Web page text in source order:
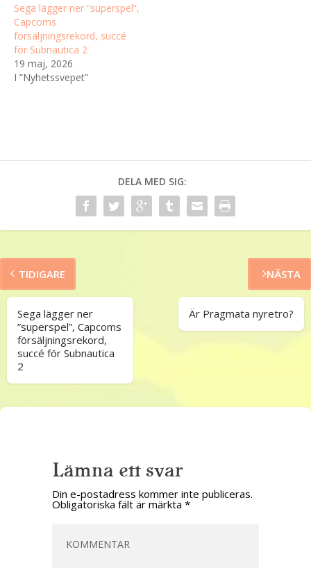
Sega lägger ner ”superspel”,
Capcoms
försäljningsrekord, succé
för Subnautica 2
19 maj, 2026
I ”Nyhetssvepet”
DELA MED SIG:
TIDIGARE
Sega lägger ner
”superspel”, Capcoms
försäljningsrekord,
succé för Subnautica
2
NÄSTA
Är Pragmata nyretro?
Lämna ett svar
Din e-postadress kommer inte publiceras.
Obligatoriska fält är märkta *